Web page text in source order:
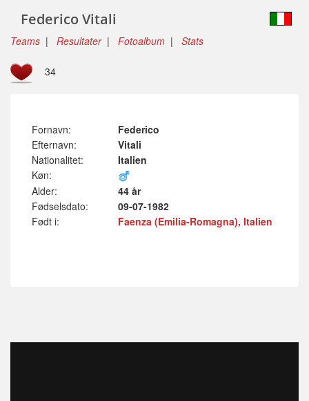
Federico Vitali
Teams | Resultater| Fotoalbum | Stats
34
Fornavn:
Federico
Efternavn:
Vitali
Nationalitet:
Italien
Køn:
Alder:
44 år
Fødselsdato:
09-07-1982
Født i:
Faenza (Emilia-Romagna), Italien